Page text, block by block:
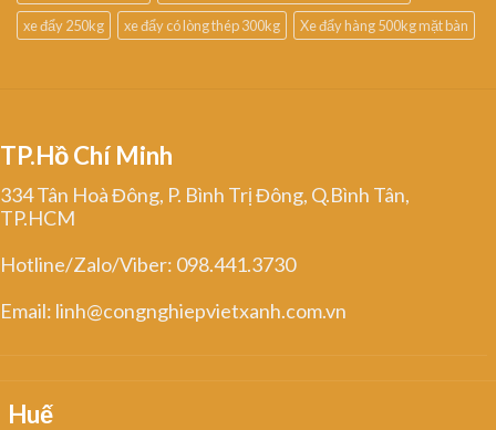
xe đẩy 250kg
xe đẩy có lòng thép 300kg Xe đẩy hàng 500kg mặt bàn
TP.Hồ Chí Minh
334 Tân Hoà Đông, P. Bình Trị Đông, Q.Bình Tân,
TP.HCM
Hotline/Zalo/Viber: 098.441.3730
Email: linh@congnghiepvietxanh.com.vn
Huế